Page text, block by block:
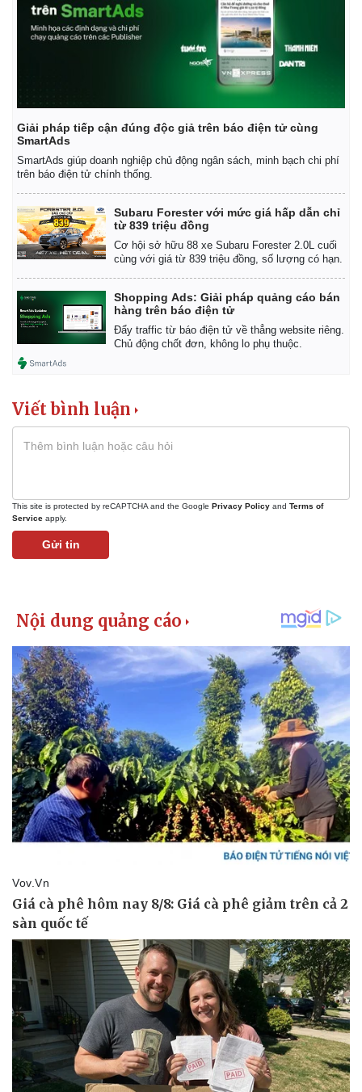
Pháp luật
Vụ án
Tin nóng
Tư vấn luật
Quân sự - Quốc phòng
Vũ khí
Việt Nam
Phân tích
Giải pháp tiếp cận đúng độc giả trên báo điện tử cùng
SmartAds
SmartAds giúp doanh nghiệp chủ động ngân sách, minh bạch chi phí
trên báo điện tử chính thống.
Subaru Forester với mức giá hấp dẫn chỉ
từ 839 triệu đồng
Cơ hội sở hữu 88 xe Subaru Forester 2.0L cuối
cùng với giá từ 839 triệu đồng, số lượng có hạn.
Shopping Ads: Giải pháp quảng cáo bán
hàng trên báo điện tử
Đẩy traffic từ báo điện tử về thẳng website riêng.
Chủ động chốt đơn, không lo phụ thuộc.
Viết bình luận
This site is protected by reCAPTCHA and the Google Privacy Policy and Terms of
Service apply.
Gửi tin